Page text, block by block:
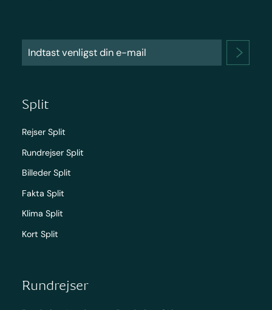
Split
Rejser Split
Rundrejser Split
Billeder Split
Fakta Split
Klima Split
Kort Split
Rundrejser